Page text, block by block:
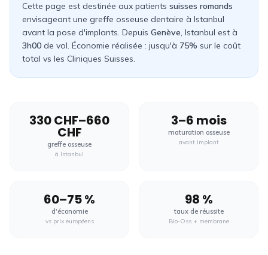
Cette page est destinée aux patients suisses romands
envisageant une greffe osseuse dentaire à Istanbul
avant la pose d'implants. Depuis Genève, Istanbul est à
3h00 de vol. Économie réalisée : jusqu'à 75% sur le coût
total vs les Cliniques Suisses.
330 CHF–660
CHF
greffe osseuse
à Istanbul
3–6 mois
maturation osseuse
avant implant
60–75 %
d'économie
vs prix européens
98 %
taux de réussite
Bio-Oss + membrane